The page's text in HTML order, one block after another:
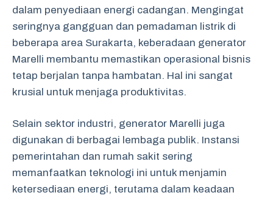
dalam penyediaan energi cadangan. Mengingat
seringnya gangguan dan pemadaman listrik di
beberapa area Surakarta, keberadaan generator
Marelli membantu memastikan operasional bisnis
tetap berjalan tanpa hambatan. Hal ini sangat
krusial untuk menjaga produktivitas.
Selain sektor industri, generator Marelli juga
digunakan di berbagai lembaga publik. Instansi
pemerintahan dan rumah sakit sering
memanfaatkan teknologi ini untuk menjamin
ketersediaan energi, terutama dalam keadaan